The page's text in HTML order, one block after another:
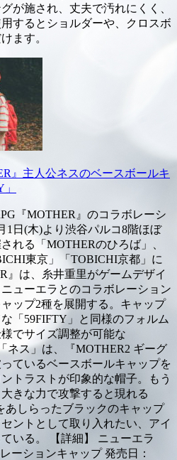
が施され、丈夫で汚れにくく、
するとショルダーや、クロスボ
ます。
』主人公ネスのベースボールキ
『MOTHER』のコラボレーシ
1日(木)より渋谷パルコ8階ほぼ
れる「MOTHERのひろば」、
東京」「TOBICHI京都」に
』は、糸井重里がゲームデザイ
ューエラとのコラボレーション
ップ2種を展開する。キャップ
「59FIFTY」と同様のフォルム
でサイズ調整が可能な
ネス」は、『MOTHER2 ギーグ
ているベースボールキャップを
トラストが印象的な帽子。もう
きな力で攻撃すると現れる
あしらったブラックのキャップ
ントとして取り入れたい、アイ
いる。 【詳細】 ニューエラ
ーションキャップ 発売日：